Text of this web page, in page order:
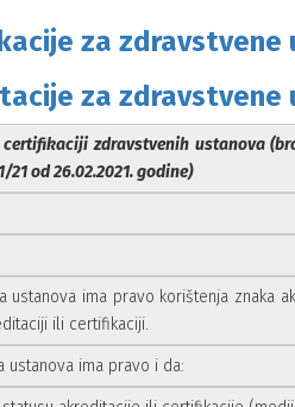
za zdravstvene
za zdravstvene
zdravstvenih ustanova
21 od 26.02.2021. godine)
ustanova ima pravo korištenja znaka
ili certifikaciji.
ima pravo i da: